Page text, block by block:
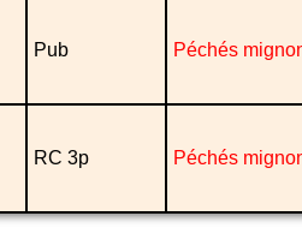
Pub Péchés
RC 3p Péchés